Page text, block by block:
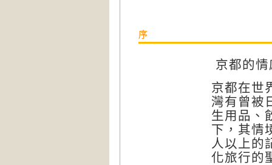
序
京都的
京都在世
灣有曾被
生用品、
下，其情
人以上的
化旅行的